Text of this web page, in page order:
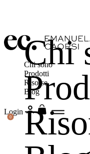
Chi sono
Prodotti
Risorse
Blog
Login
0
Chi